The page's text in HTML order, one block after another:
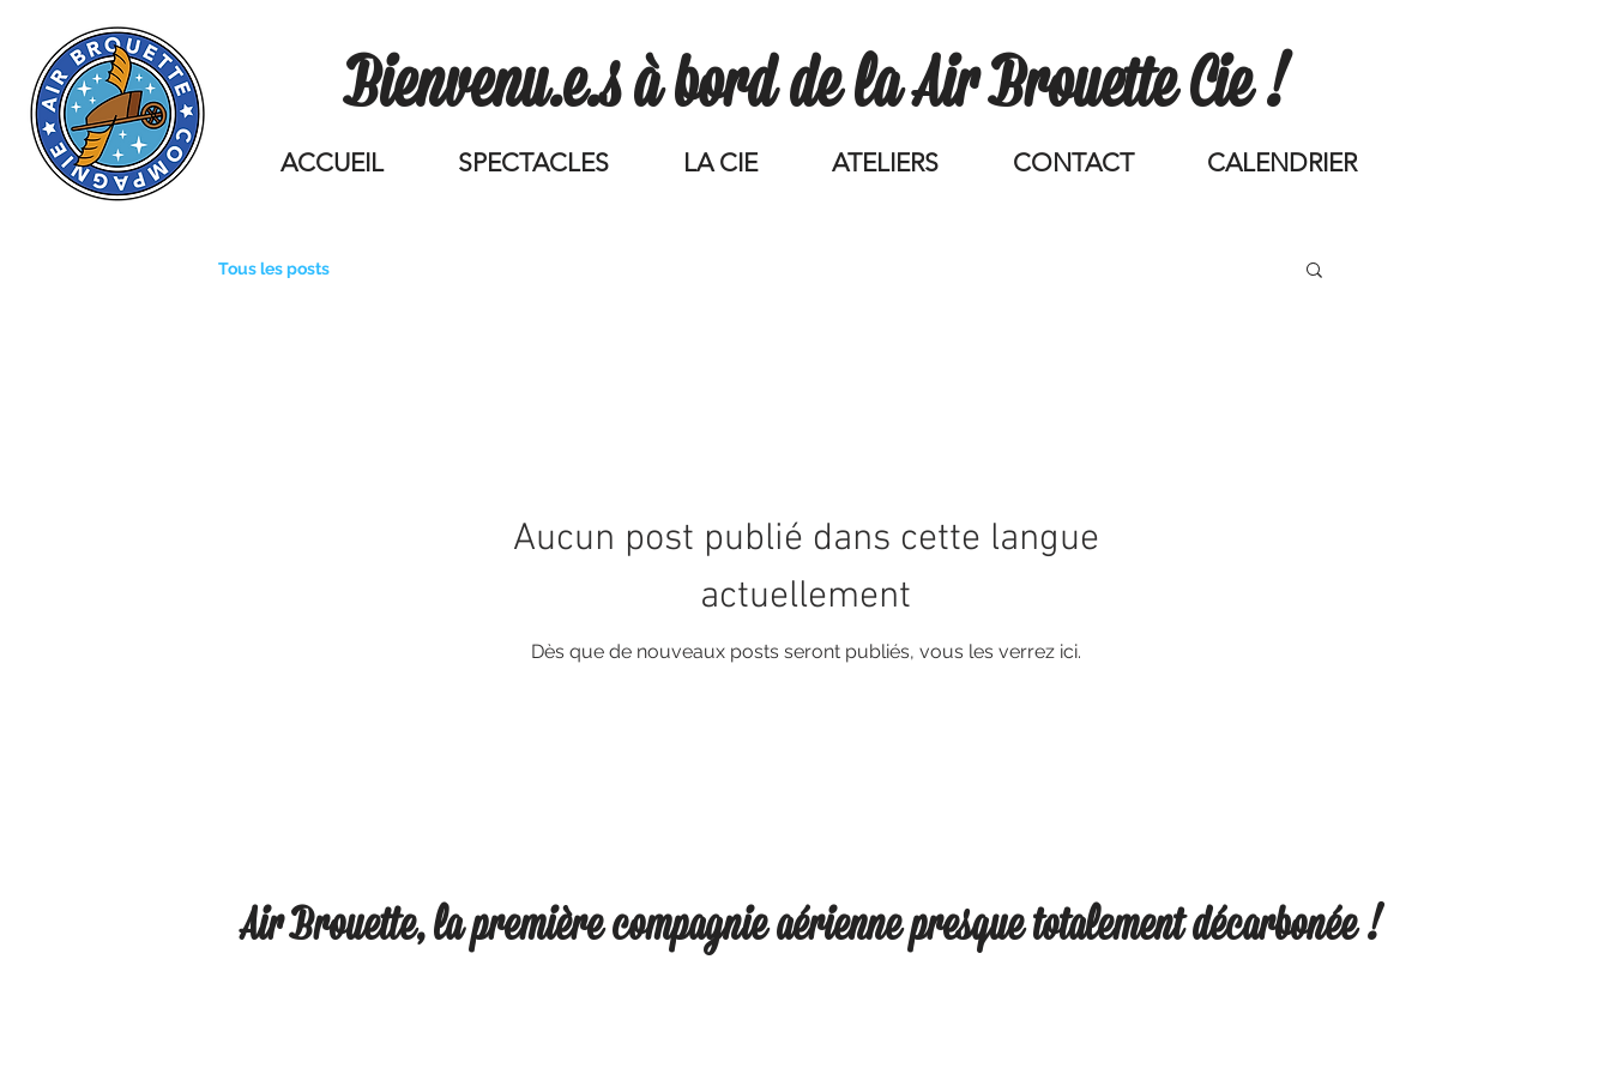
Bienvenu.e.s à bord de la Air Brouette Cie !
ACCUEIL SPECTACLES LA CIE ATELIERS CONTACT CALENDRIER
Tous les posts
Aucun post publié dans cette langue
actuellement
Dès que de nouveaux posts seront publiés, vous les verrez ici.
Air Brouette, la première compagnie aérienne presque totalement décarbonée !